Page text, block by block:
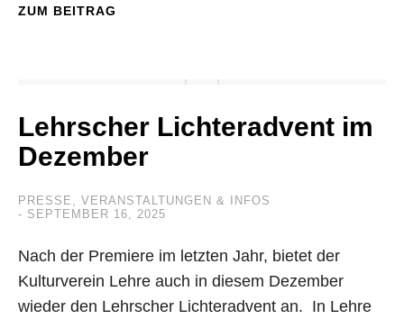
ZUM BEITRAG
Lehrscher Lichteradvent im
Dezember
PRESSE , VERANSTALTUNGEN & INFOS
SEPTEMBER 16, 2025
Nach der Premiere im letzten Jahr, bietet der
Kulturverein Lehre auch in diesem Dezember
wieder den Lehrscher Lichteradvent an. In Lehre